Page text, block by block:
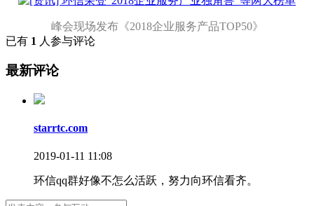
峰会现场发布《2018企业服务产品TOP50》
已有 1 人参与评论
最新评论
starrtc.com
2019-01-11 11:08
环信qq群好像不怎么活跃，努力向环信看齐。